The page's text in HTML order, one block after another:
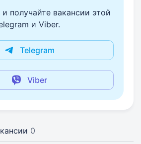
получайте вакансии этой
и Viber.
Telegram
Viber
0